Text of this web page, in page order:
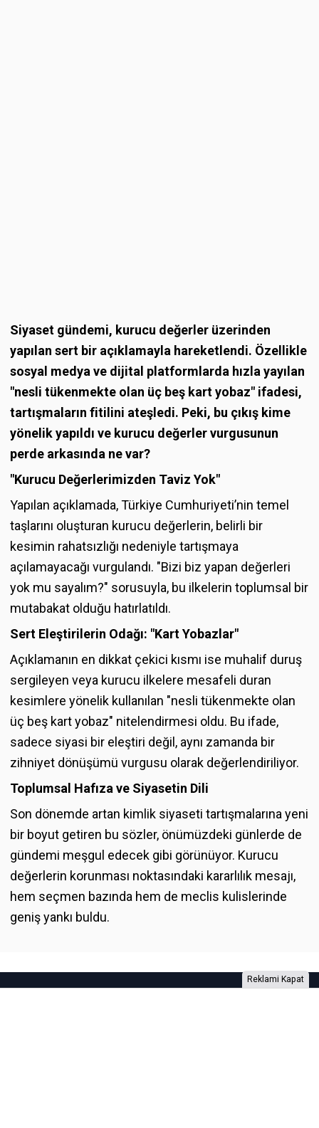
Siyaset gündemi, kurucu değerler üzerinden
yapılan sert bir açıklamayla hareketlendi. Özellikle
sosyal medya ve dijital platformlarda hızla yayılan
"nesli tükenmekte olan üç beş kart yobaz" ifadesi,
tartışmaların fitilini ateşledi. Peki, bu çıkış kime
yönelik yapıldı ve kurucu değerler vurgusunun
perde arkasında ne var?
"Kurucu Değerlerimizden Taviz Yok"
Yapılan açıklamada, Türkiye Cumhuriyeti’nin temel
taşlarını oluşturan kurucu değerlerin, belirli bir
kesimin rahatsızlığı nedeniyle tartışmaya
açılamayacağı vurgulandı. "Bizi biz yapan değerleri
yok mu sayalım?" sorusuyla, bu ilkelerin toplumsal bir
mutabakat olduğu hatırlatıldı.
Sert Eleştirilerin Odağı: "Kart Yobazlar"
Açıklamanın en dikkat çekici kısmı ise muhalif duruş
sergileyen veya kurucu ilkelere mesafeli duran
kesimlere yönelik kullanılan "nesli tükenmekte olan
üç beş kart yobaz" nitelendirmesi oldu. Bu ifade,
sadece siyasi bir eleştiri değil, aynı zamanda bir
zihniyet dönüşümü vurgusu olarak değerlendiriliyor.
Toplumsal Hafıza ve Siyasetin Dili
Son dönemde artan kimlik siyaseti tartışmalarına yeni
bir boyut getiren bu sözler, önümüzdeki günlerde de
gündemi meşgul edecek gibi görünüyor. Kurucu
değerlerin korunması noktasındaki kararlılık mesajı,
hem seçmen bazında hem de meclis kulislerinde
geniş yankı buldu.
Reklami Kapat